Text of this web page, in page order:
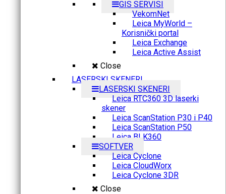
GIS SERVISI
VekomNet
Leica MyWorld –
Korisnički portal
Leica Exchange
Leica Active Assist
Close
LASERSKI SKENERI
LASERSKI SKENERI
Leica RTC360 3D laserki
skener
Leica ScanStation P30 i P40
Leica ScanStation P50
Leica BLK360
SOFTVER
Leica Cyclone
Leica CloudWorx
Leica Cyclone 3DR
Close